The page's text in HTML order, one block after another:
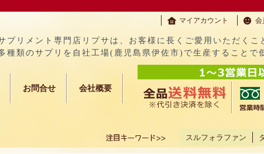
マイアカウント 会
プリメント専門店リプサは、お客様に長くご愛用いただくこ
種類のサプリを自社工場(鹿児島県伊佐市)で生産することで
お問合せ 会社概要
スルフォラファン